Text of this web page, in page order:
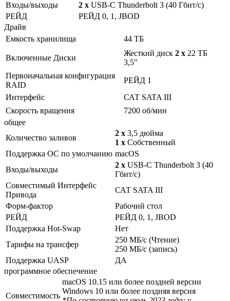
Входы/выходы
2 x USB-C Thunderbolt 3 (40 Гбит/с)
РЕЙД
РЕЙД 0, 1, JBOD
Драйв
Емкость хранилища
44 ТБ
Включенные Диски
Жесткий диск 2 x 22 ТБ
3,5"
Первоначальная конфигурация
RAID
РЕЙД 1
Интерфейс
САТ SATA III
Скорость вращения
7200 об/мин
общее
Количество заливов
2 x 3,5 дюйма
1 x Собственный
Поддержка ОС по умолчанию macOS
Входы/выходы
2 x USB-C Thunderbolt 3 (40
Гбит/с)
Совместимый Интерфейс
Привода
САТ SATA III
Форм-фактор
Рабочий стол
РЕЙД
РЕЙД 0, 1, JBOD
Поддержка Hot-Swap
Нет
Тарифы на трансфер
250 МБ/с (Чтение)
250 МБ/с (запись)
Поддержка UASP
ДА
программное обеспечение
Совместимость
macOS 10.15 или более поздней версии
Windows 10 или более поздняя версия